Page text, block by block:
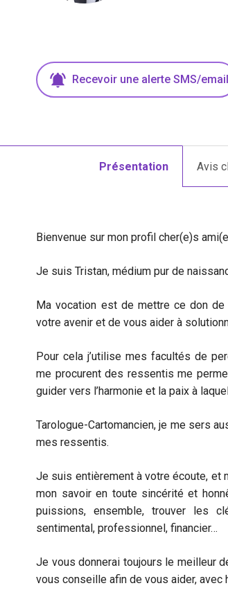
Recevoir une alerte SMS/email
Présentation Avis
Bienvenue sur mon profil cher(e)s
Je suis Tristan, médium pur de
Ma vocation est de mettre ce don
votre avenir et de vous aider à
Pour cela j’utilise mes facultés de
me procurent des ressentis me
guider vers l’harmonie et la paix à
Tarologue-Cartomancien, je me sers
mes ressentis.
Je suis entièrement à votre écoute, et
mon savoir en toute sincérité et
puissions, ensemble, trouver les
sentimental, professionnel, financier…
Je vous donnerai toujours le meilleur
vous conseille afin de vous aider,